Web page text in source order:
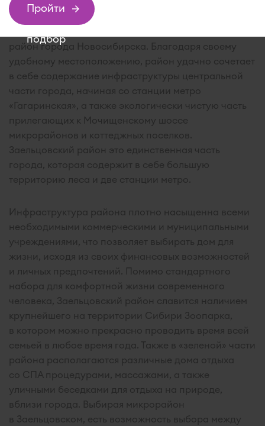
Один из районов правого берега, который отвечает
район города Новосибирска. Благодаря своему
удобному местоположению, район удачно сочетает
в себе содержание инфраструктуры центральной
части города, начиная со станции метро
«Гагаринская», а также экологически чистую часть
прилегающих к Мочищенскому шоссе
микрорайонов и коттеджных поселков.
Заельцовский район это единственная часть
города, которая содержит в себе большую
территорию леса и две станции метро.
Инфраструктура района плотно насыщенна всеми
необходимыми коммерческими и муниципальными
учреждениями, что позволяет выбирать дом для
жизни, исходя из своих финансовых возможностей
и личных предпочтений. Помимо стандартного
набора для комфортной жизни современного
человека, Заельцовский район славится наличием
крупнейшего на территории Сибири Зоопарка,
в котором можно прекрасно проводить время всей
семьей в любое время года. Также в «зеленой» части
района располагаются различные дома отдыха
со СПА процедурами, массажами, а также
уличными беседками для отдыха на природе,
вблизи города. Выбирая микрорайон
в Заельцовском, есть возможность выбора между
Пройти
подбор